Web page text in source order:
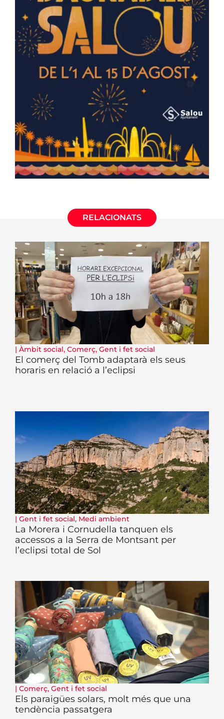
RELACIONATS
| Àmbit social, Comerç, Gent i fet social
El comerç del Tomb adaptarà els seus
horaris en relació a l’eclipsi
| Gent i fet social, Medi ambient
La Morera i Cornudella tanquen els
accessos a la Serra de Montsant per
l’eclipsi total de Sol
| Comerç, Gent i fet social
Els paraigües solars, molt més que una
tendència passatgera